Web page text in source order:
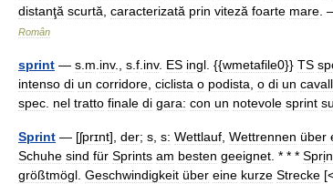
distanţă scurtă caracterizată prin viteză foarte mare . –
Român
sprint — s m inv., s f inv. ES ingl . {{wmetafile0}} TS
intenso di un corridore ciclista o podista o di un
spec nel tratto finale di gara: con un notevole sprint
Sprint — [ʃprɪnt], der; s s: Wettlauf Wettrennen über
Schuhe sind für Sprints am besten geeignet . * * *
größtmögl Geschwindigkeit über eine kurze Strecke